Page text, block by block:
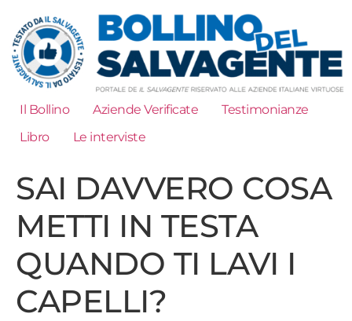
Il Bollino Aziende Verificate
Testimonianze
Libro
Le interviste
SAI DAVVERO COSA
METTI IN TESTA
QUANDO TI LAVI I
CAPELLI?